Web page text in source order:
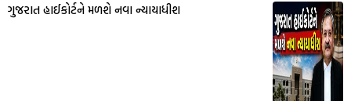
ગુજરાત હાઈકોર્ટને મળશે નવા ન્યાયાધીશ